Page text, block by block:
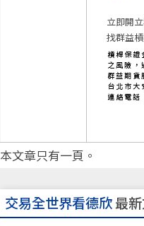
立即開
找群益
本文章只有一頁。
交易全世界看德欣最